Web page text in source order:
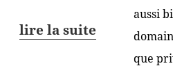
lire la suite
aussi
que